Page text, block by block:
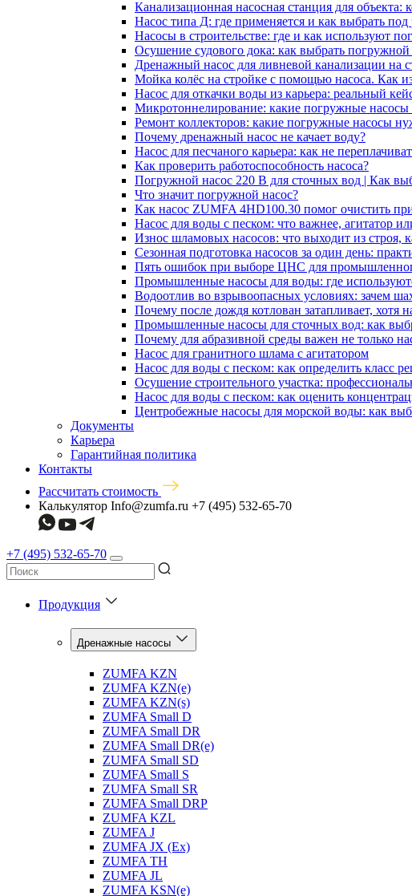
Канализационная насосная станция для
Насос типа Д: где применяется и как выбрать под
Насосы в строительстве: где и как используют
Осушение судового дока: как выбрать
Дренажный насос для ливневой канализации на
Мойка колёс на стройке с помощью насоса. Как
Насос для откачки воды из карьера: реальный
Микротоннелирование: какие погружные
Ремонт коллекторов: какие погружные насосы
Почему дренажный насос не качает воду?
Насос для песчаного карьера: как не
Как проверить работоспособность насоса?
Погружной насос 220 В для сточных вод | Как
Что значит погружной насос?
Как насос ZUMFA 4HD100.30 помог очистить
Насос для воды с песком: что важнее, агитатор
Износ шламовых насосов: что выходит из строя,
Сезонная подготовка насосов за один день:
Пять ошибок при выборе ЦНС для
Промышленные насосы для воды: где
Водоотлив во взрывоопасных условиях: зачем
Почему после дождя котлован затапливает, хотя
Промышленные насосы для сточных вод: как
Почему для абразивной среды важен не только
Насос для гранитного шлама с агитатором
Насос для воды с песком: как определить класс
Осушение строительного участка:
Насос для воды с песком: как оценить
Центробежные насосы для морской воды: как
Документы
Карьера
Гарантийная политика
Контакты
Рассчитать стоимость
Калькулятор Info@zumfa.ru +7 (495) 532-65-70
+7 (495) 532-65-70
Продукция
Дренажные насосы
ZUMFA KZN
ZUMFA KZN(e)
ZUMFA KZN(s)
ZUMFA Small D
ZUMFA Small DR
ZUMFA Small DR(e)
ZUMFA Small SD
ZUMFA Small S
ZUMFA Small SR
ZUMFA Small DRP
ZUMFA KZL
ZUMFA J
ZUMFA JX (Ex)
ZUMFA TH
ZUMFA JL
ZUMFA KSN(e)